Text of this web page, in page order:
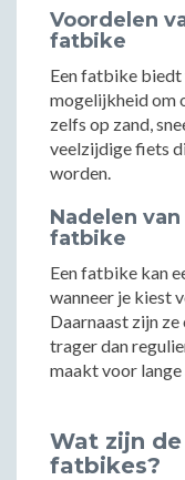
Voordelen
fatbike
Een fatbike biedt
mogelijkheid om
zelfs op zand,
veelzijdige fiets
worden.
Nadelen
fatbike
Een fatbike kan
wanneer je kiest
Daarnaast zijn
trager dan
maakt voor
Wat zijn
fatbikes?